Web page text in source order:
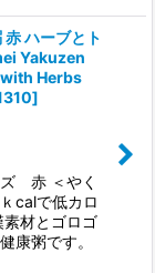
ハーブとト
Yakuzen
Herbs
]
赤 ＜やく
calで低カロ
素材とゴロゴ
康粥です。